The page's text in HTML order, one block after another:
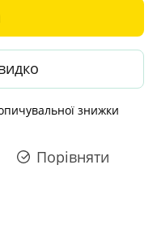
знижки
Порівняти